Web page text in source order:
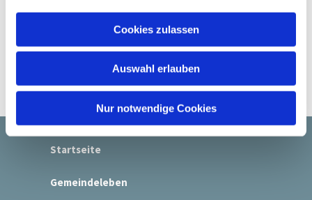
Cookies zulassen
Auswahl erlauben
Nur notwendige Cookies
Startseite
Gemeindeleben